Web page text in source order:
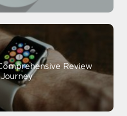
Review